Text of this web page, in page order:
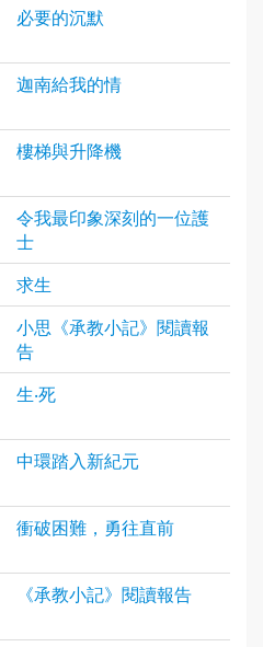
必要的沉默
迦南給我的情
樓梯與升降機
令我最印象深刻的一位護
士
求生
小思《承教小記》閱讀報
告
生‧死
中環踏入新紀元
衝破困難，勇往直前
《承教小記》閱讀報告